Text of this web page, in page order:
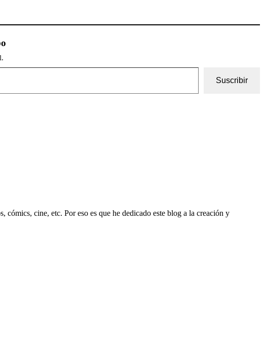
Suscribir
cine, etc. Por eso es que he dedicado este blog a la creación y